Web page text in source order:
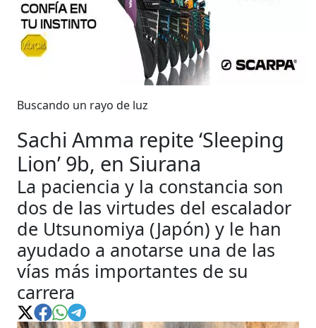
Buscando un rayo de luz
Sachi Amma repite ‘Sleeping
Lion’ 9b, en Siurana
La paciencia y la constancia son
dos de las virtudes del escalador
de Utsunomiya (Japón) y le han
ayudado a anotarse una de las
vías más importantes de su
carrera